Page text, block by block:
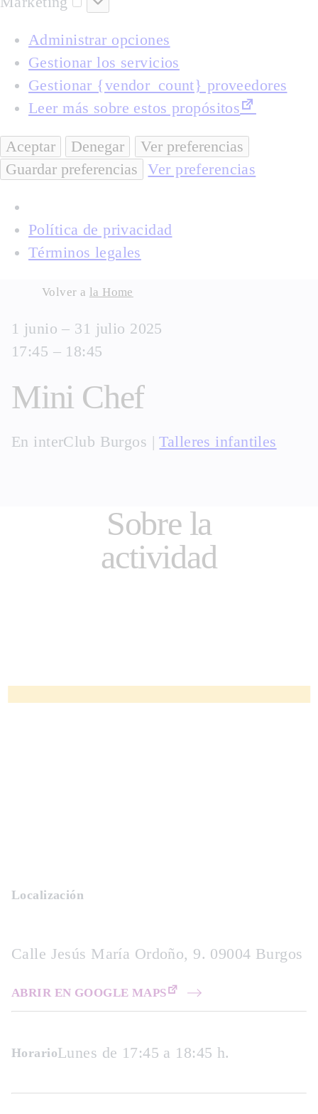
Administrar opciones
Gestionar los servicios
Gestionar {vendor_count} proveedores
Leer más sobre estos propósitos
Aceptar Denegar
Ver preferencias
Guardar preferencias
Ver preferencias
Política de privacidad
Términos legales
content
Volver a la Home
1 junio – 31 julio 2025
17:45 – 18:45
Mini Chef
En interClub Burgos |Talleres infantiles
Sobre la
actividad
Localización
Calle Jesús María Ordoño, 9. 09004 Burgos
ABRIR EN GOOGLE MAPS
HorarioLunes de 17:45 a 18:45 h.